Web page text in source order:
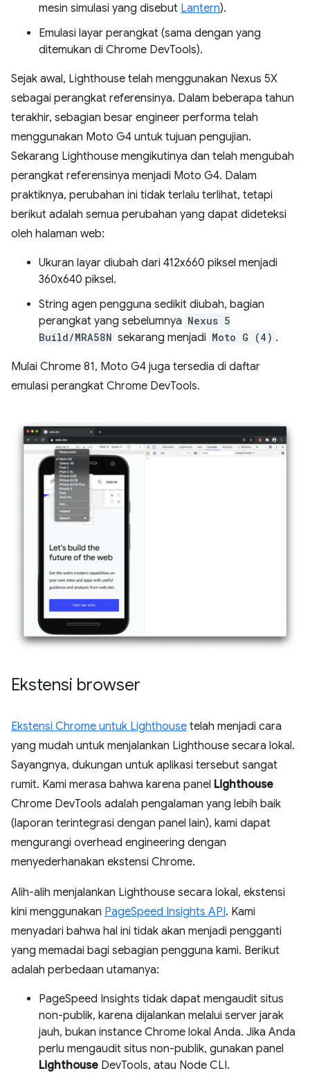
mesin simulasi yang disebut Lantern).
Emulasi layar perangkat (sama dengan yang
ditemukan di Chrome DevTools).
Sejak awal, Lighthouse telah menggunakan Nexus 5X
sebagai perangkat referensinya. Dalam beberapa tahun
terakhir, sebagian besar engineer performa telah
menggunakan Moto G4 untuk tujuan pengujian.
Sekarang Lighthouse mengikutinya dan telah mengubah
perangkat referensinya menjadi Moto G4. Dalam
praktiknya, perubahan ini tidak terlalu terlihat, tetapi
berikut adalah semua perubahan yang dapat dideteksi
oleh halaman web:
Ukuran layar diubah dari 412x660 piksel menjadi
360x640 piksel.
String agen pengguna sedikit diubah, bagian
perangkat yang sebelumnya Nexus 5
Build/MRA58N sekarang menjadi Moto G (4) .
Mulai Chrome 81, Moto G4 juga tersedia di daftar
emulasi perangkat Chrome DevTools.
Ekstensi browser
Ekstensi Chrome untuk Lighthouse telah menjadi cara
yang mudah untuk menjalankan Lighthouse secara lokal.
Sayangnya, dukungan untuk aplikasi tersebut sangat
rumit. Kami merasa bahwa karena panel Lighthouse
Chrome DevTools adalah pengalaman yang lebih baik
(laporan terintegrasi dengan panel lain), kami dapat
mengurangi overhead engineering dengan
menyederhanakan ekstensi Chrome.
Alih-alih menjalankan Lighthouse secara lokal, ekstensi
kini menggunakan PageSpeed Insights API. Kami
menyadari bahwa hal ini tidak akan menjadi pengganti
yang memadai bagi sebagian pengguna kami. Berikut
adalah perbedaan utamanya:
PageSpeed Insights tidak dapat mengaudit situs
non-publik, karena dijalankan melalui server jarak
jauh, bukan instance Chrome lokal Anda. Jika Anda
perlu mengaudit situs non-publik, gunakan panel
Lighthouse DevTools, atau Node CLI.